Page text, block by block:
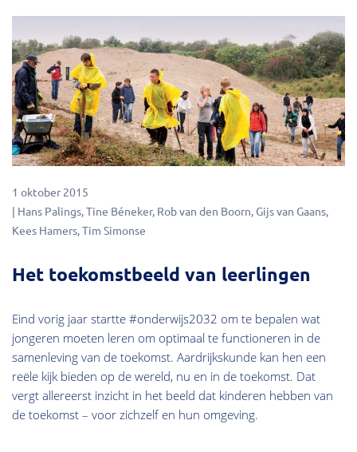
1 oktober 2015
Hans Palings Tine Béneker Rob van den Boorn Gijs van Gaans
Kees Hamers Tim Simonse
Het toekomstbeeld van leerlingen
Eind vorig jaar startte #onderwijs2032 om te bepalen wat
jongeren moeten leren om optimaal te functioneren in de
samenleving van de toekomst. Aardrijkskunde kan hen een
reële kijk bieden op de wereld, nu en in de toekomst. Dat
vergt allereerst inzicht in het beeld dat kinderen hebben van
de toekomst – voor zichzelf en hun omgeving.